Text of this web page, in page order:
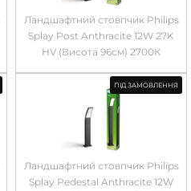
Ландшафтний стовпчик Philips
Splay Post Anthracite 12W 27K
HV (Висота 96см) 2700К
ПІД ЗАМОВЛЕННЯ
Ландшафтний стовпчик Philips
Splay Pedestal Anthracite 12W